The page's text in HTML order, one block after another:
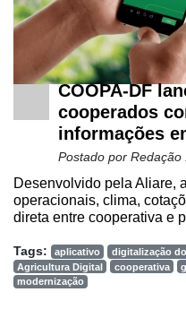
COOPA-DF
cooperados
informações
Postado por Redação
Desenvolvido pela Aliare,
operacionais, clima,
direta entre cooperativa e
Tags: aplicativo digitalização
Agricultura Digital
cooperativa
modernização